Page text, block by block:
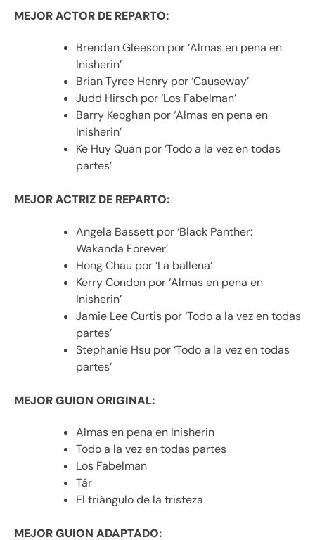
MEJOR ACTOR DE REPARTO:
Brendan Gleeson por ‘Almas en pena en
Inisherin’
Brian Tyree Henry por ‘Causeway’
Judd Hirsch por ‘Los Fabelman’
Barry Keoghan por ‘Almas en pena en
Inisherin’
Ke Huy Quan por ‘Todo a la vez en todas
partes’
MEJOR ACTRIZ DE REPARTO:
Angela Bassett por ‘Black Panther:
Wakanda Forever’
Hong Chau por ‘La ballena’
Kerry Condon por ‘Almas en pena en
Inisherin’
Jamie Lee Curtis por ‘Todo a la vez en todas
partes’
Stephanie Hsu por ‘Todo a la vez en todas
partes’
MEJOR GUION ORIGINAL:
Almas en pena en Inisherin
Todo a la vez en todas partes
Los Fabelman
Tár
El triángulo de la tristeza
MEJOR GUION ADAPTADO: